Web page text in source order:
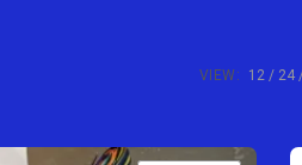
VIEW: 12 24